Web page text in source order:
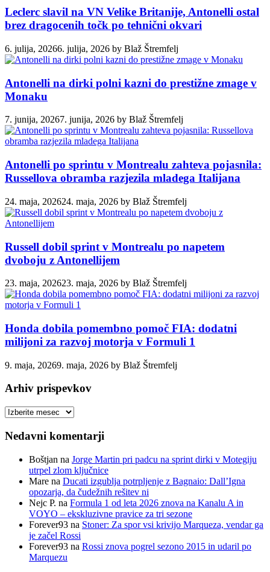
Leclerc slavil na VN Velike Britanije, Antonelli ostal
brez dragocenih točk po tehnični okvari
6. julija, 20266. julija, 2026 by Blaž Štremfelj
Antonelli na dirki polni kazni do prestižne zmage v
Monaku
7. junija, 20267. junija, 2026 by Blaž Štremfelj
Antonelli po sprintu v Montrealu zahteva pojasnila:
Russellova obramba razjezila mladega Italijana
24. maja, 202624. maja, 2026 by Blaž Štremfelj
Russell dobil sprint v Montrealu po napetem
dvoboju z Antonellijem
23. maja, 202623. maja, 2026 by Blaž Štremfelj
Honda dobila pomembno pomoč FIA: dodatni
milijoni za razvoj motorja v Formuli 1
9. maja, 20269. maja, 2026 by Blaž Štremfelj
Arhiv prispevkov
Arhiv
Nedavni komentarji
Boštjan na Jorge Martin pri padcu na sprint dirki v Motegiju
utrpel zlom ključnice
Mare na Ducati izgublja potrpljenje z Bagnaio: Dall’Igna
opozarja, da čudežnih rešitev ni
Nejc P. na Formula 1 od leta 2026 znova na Kanalu A in
VOYO – ekskluzivne pravice za tri sezone
Forever93 na Stoner: Za spor vsi krivijo Marqueza, vendar ga
je začel Rossi
Forever93 na Rossi znova pogrel sezono 2015 in udaril po
Marquezu